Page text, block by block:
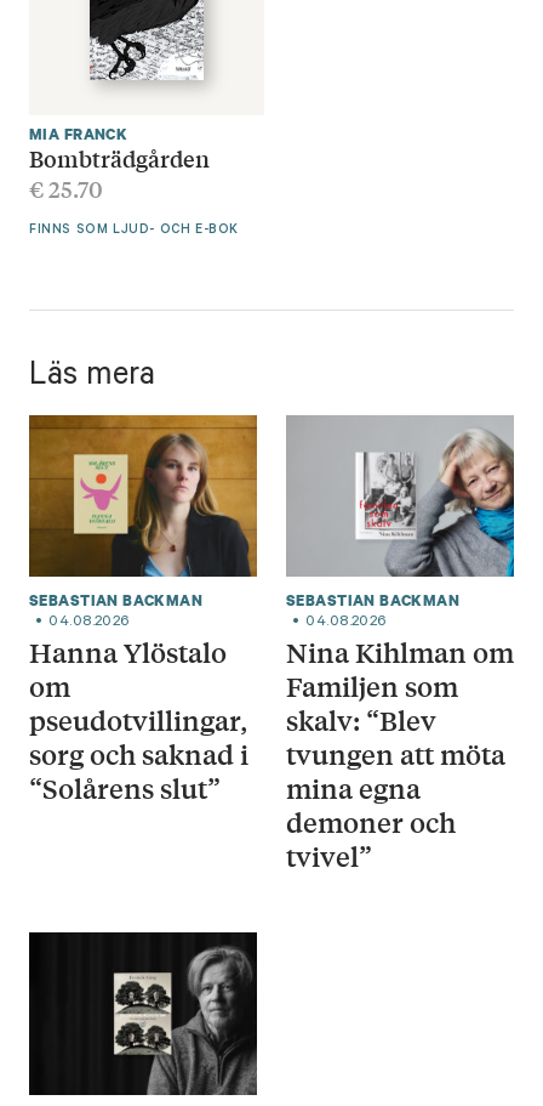
MIA FRANCK
Bombträdgården
€25.70
FINNS SOM LJUD- OCH E-BOK
Läs mera
SEBASTIAN BACKMAN
04.08.2026
Hanna Ylöstalo
om
pseudotvillingar,
sorg och saknad i
“Solårens slut”
SEBASTIAN BACKMAN
04.08.2026
Nina Kihlman om
Familjen som
skalv: “Blev
tvungen att möta
mina egna
demoner och
tvivel”